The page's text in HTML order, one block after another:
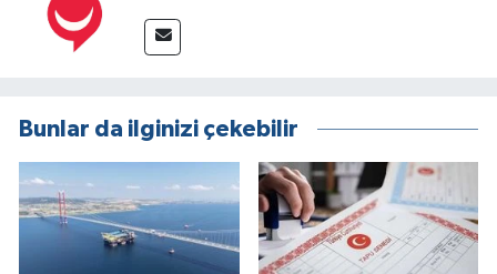
Bunlar da ilginizi çekebilir